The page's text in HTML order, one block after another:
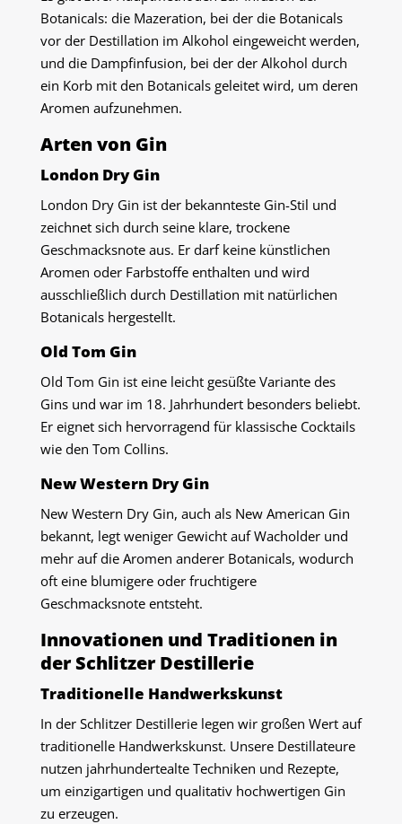
Botanicals: die Mazeration, bei der die Botanicals
vor der Destillation im Alkohol eingeweicht werden,
und die Dampfinfusion, bei der der Alkohol durch
ein Korb mit den Botanicals geleitet wird, um deren
Aromen aufzunehmen.
Arten von Gin
London Dry Gin
London Dry Gin ist der bekannteste Gin-Stil und
zeichnet sich durch seine klare, trockene
Geschmacksnote aus. Er darf keine künstlichen
Aromen oder Farbstoffe enthalten und wird
ausschließlich durch Destillation mit natürlichen
Botanicals hergestellt.
Old Tom Gin
Old Tom Gin ist eine leicht gesüßte Variante des
Gins und war im 18. Jahrhundert besonders beliebt.
Er eignet sich hervorragend für klassische Cocktails
wie den Tom Collins.
New Western Dry Gin
New Western Dry Gin, auch als New American Gin
bekannt, legt weniger Gewicht auf Wacholder und
mehr auf die Aromen anderer Botanicals, wodurch
oft eine blumigere oder fruchtigere
Geschmacksnote entsteht.
Innovationen und Traditionen in
der Schlitzer Destillerie
Traditionelle Handwerkskunst
In der Schlitzer Destillerie legen wir großen Wert auf
traditionelle Handwerkskunst. Unsere Destillateure
nutzen jahrhundertealte Techniken und Rezepte,
um einzigartigen und qualitativ hochwertigen Gin
zu erzeugen.